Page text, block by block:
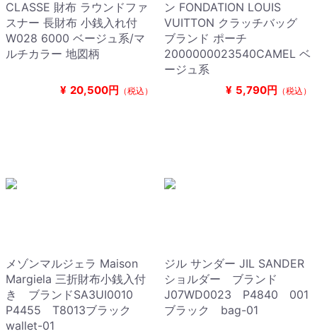
CLASSE 財布 ラウンドファ
スナー 長財布 小銭入れ付
W028 6000 ベージュ系/マ
ルチカラー 地図柄
¥ 20,500円 （税込）
ン FONDATION LOUIS
VUITTON クラッチバッグ
ブランド ポーチ
2000000023540CAMEL ベ
ージュ系
¥ 5,790円 （税込）
メゾンマルジェラ Maison
Margiela 三折財布小銭入付
き ブランドSA3UI0010
P4455 T8013ブラック
wallet-01
ジル サンダー JIL SANDER
ショルダー ブランド
J07WD0023 P4840 001
ブラック bag-01